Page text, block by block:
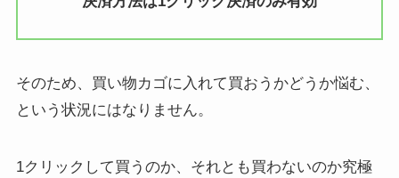
そのため、買い物カゴに入れて買おうかどうか悩む、
という状況にはなりません。
1クリックして買うのか、それとも買わないのか究極